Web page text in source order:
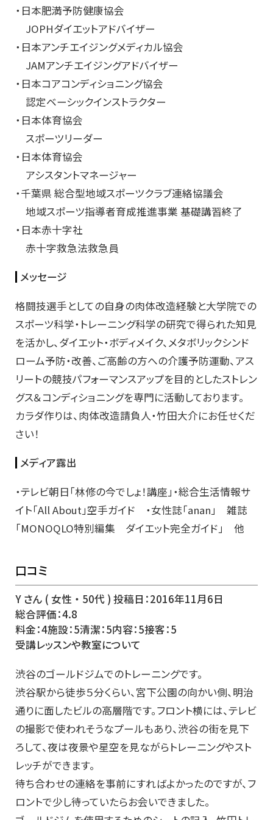
・日本肥満予防健康協会
JOPHダイエットアドバイザー
・日本アンチエイジングメディカル協会
JAMアンチエイジングアドバイザー
・日本コアコンディショニング協会
認定ベーシックインストラクター
・日本体育協会
スポーツリーダー
・日本体育協会
アシスタントマネージャー
・千葉県 総合型地域スポーツクラブ連絡協議会
地域スポーツ指導者育成推進事業 基礎講習終了
・日本赤十字社
赤十字救急法救急員
メッセージ
格闘技選手としての自身の肉体改造経験と大学院での
スポーツ科学・トレーニング科学の研究で得られた知見
を活かし、ダイエット・ボディメイク、メタボリックシンド
ローム予防・改善、ご高齢の方への介護予防運動、アス
リートの競技パフォーマンスアップを目的としたストレン
グス＆コンディショニングを専門に活動しております。
カラダ作りは、肉体改造請負人・竹田大介にお任せくだ
さい！
メディア露出
・テレビ朝日「林修の今でしょ！講座」・総合生活情報サ
イト「All About」空手ガイド ・女性誌「anan」 雑誌
「MONOQLO特別編集 ダイエット完全ガイド」 他
口コミ
Y さん ( 女性 ・ 50代 ) 投稿日：2016年11月6日
総合評価：4.8
料金：4施設：5清潔：5内容：5接客：5
受講レッスンや教室について
渋谷のゴールドジムでのトレーニングです。
渋谷駅から徒歩５分くらい、宮下公園の向かい側、明治
通りに面したビルの高層階です。フロント横には、テレビ
の撮影で使われそうなプールもあり、渋谷の街を見下
ろして、夜は夜景や星空を見ながらトレーニングやスト
レッチができます。
待ち合わせの連絡を事前にすればよかったのですが、フ
ロントで少し待っていたらお会いできました。